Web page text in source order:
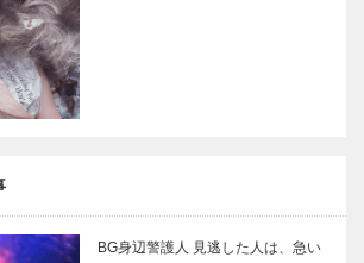
BG身辺警護人 見逃した人は、急い